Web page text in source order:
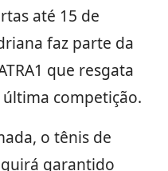
até 15 de
faz parte da
que resgata
competição.
o tênis de
garantido